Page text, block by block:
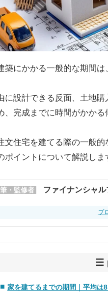
築にかかる一般的な期間は
に設計できる反面、土地
、完成までに時間がかかる
文住宅を建てる際の一般
ポイントについて解説しま
・監修者 ファイナンシャ
プ
家を建てるまでの期間｜平均は